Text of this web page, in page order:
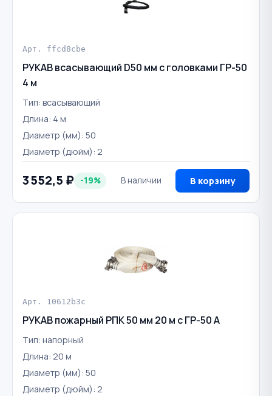
Арт. ffcd8cbe
РУКАВ всасывающий D50 мм с головками ГР-50
4 м
Тип: всасывающий
Длина: 4 м
Диаметр (мм): 50
Диаметр (дюйм): 2
3 552,5 ₽ -19% В наличии В корзину
Арт. 10612b3c
РУКАВ пожарный РПК 50 мм 20 м с ГР-50 А
Тип: напорный
Длина: 20 м
Диаметр (мм): 50
Диаметр (дюйм): 2